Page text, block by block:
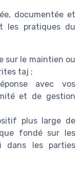
documentée et
les pratiques du
sur le maintien ou
taj ;
avec vos
et de gestion
plus large de
fondé sur les
dans les parties